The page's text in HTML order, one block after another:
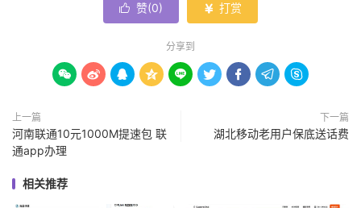
 赞(0)  打赏
分享到
        
上一篇
河南联通10元1000M提速包 联
通app办理
下一篇
湖北移动老用户保底送话费
相关推荐